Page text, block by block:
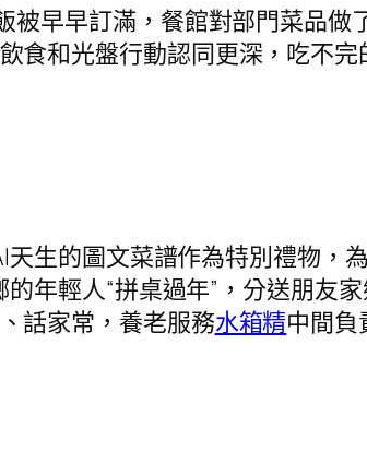
早早訂滿，餐館對部門菜品做
食和光盤行動認同更深，吃不
生的圖文菜譜作為特別禮物，
年輕人“拼桌過年”，分送朋友
話家常，養老服務水箱精中間負